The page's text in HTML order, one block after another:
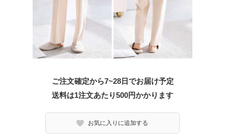
ご注文確定から7~28日でお届け予定
送料は1注文あたり500円かかります
お気に入りに追加する